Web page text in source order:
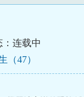
：连载中
（47）